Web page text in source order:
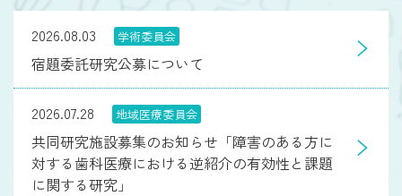
2026.08.03 学術委員会
宿題委託研究公募について
2026.07.28 地域医療委員会
共同研究施設募集のお知らせ「障害のある方に
対する歯科医療における逆紹介の有効性と課題
に関する研究」